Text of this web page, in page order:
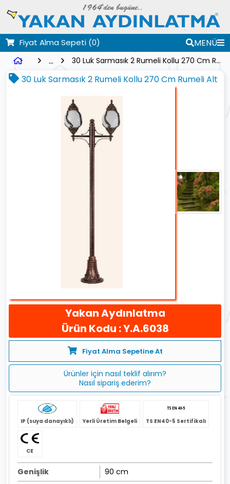
Fiyat Alma Sepeti (0)
MENÜ
...
30 Luk Sarmasık 2 Rumeli Kollu 270 Cm Rumeli Alt
30 Luk Sarmasık 2 Rumeli Kollu 270 Cm Rumeli Alt
Yakan Aydınlatma
Ürün Kodu : Y.A.6038
Fiyat Alma Sepetine At
Ürünler için nasıl teklif alırım?
Nasıl sipariş ederim?
IP (suya danayıklı) Yerli Üretim Belgeli TS EN40-5 Sertifikalı
CE
Genişlik
90 cm